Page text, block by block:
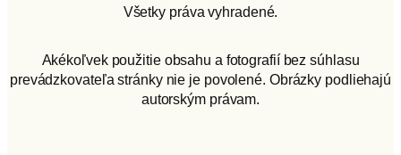
Všetky práva vyhradené.
Akékoľvek použitie obsahu a fotografií bez súhlasu
prevádzkovateľa stránky nie je povolené. Obrázky podliehajú
autorským právam.